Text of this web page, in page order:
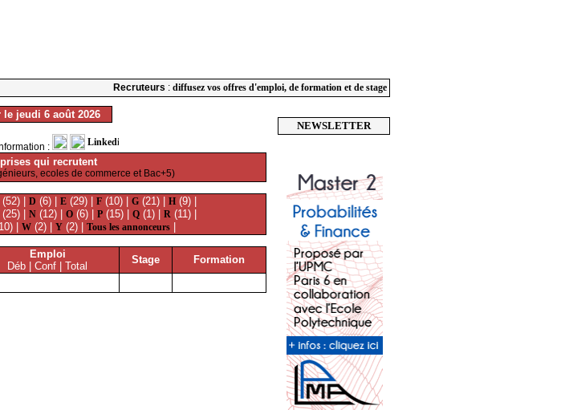
Recruteurs : diffusez vos offres d'emploi, de formation et de stage
jeudi 6 août 2026
:
qui recrutent
ecoles de commerce et Bac+5)
(52) | D (6) | E(29) | F(10) | G(21) | H(9) |
(25) | N (12) | O (6) | P (15) | Q (1) | R (11) |
| W(2) | Y(2) | Tous les annonceurs|
Emploi
Déb | Conf | Total
Stage Formation
NEWSLETTER